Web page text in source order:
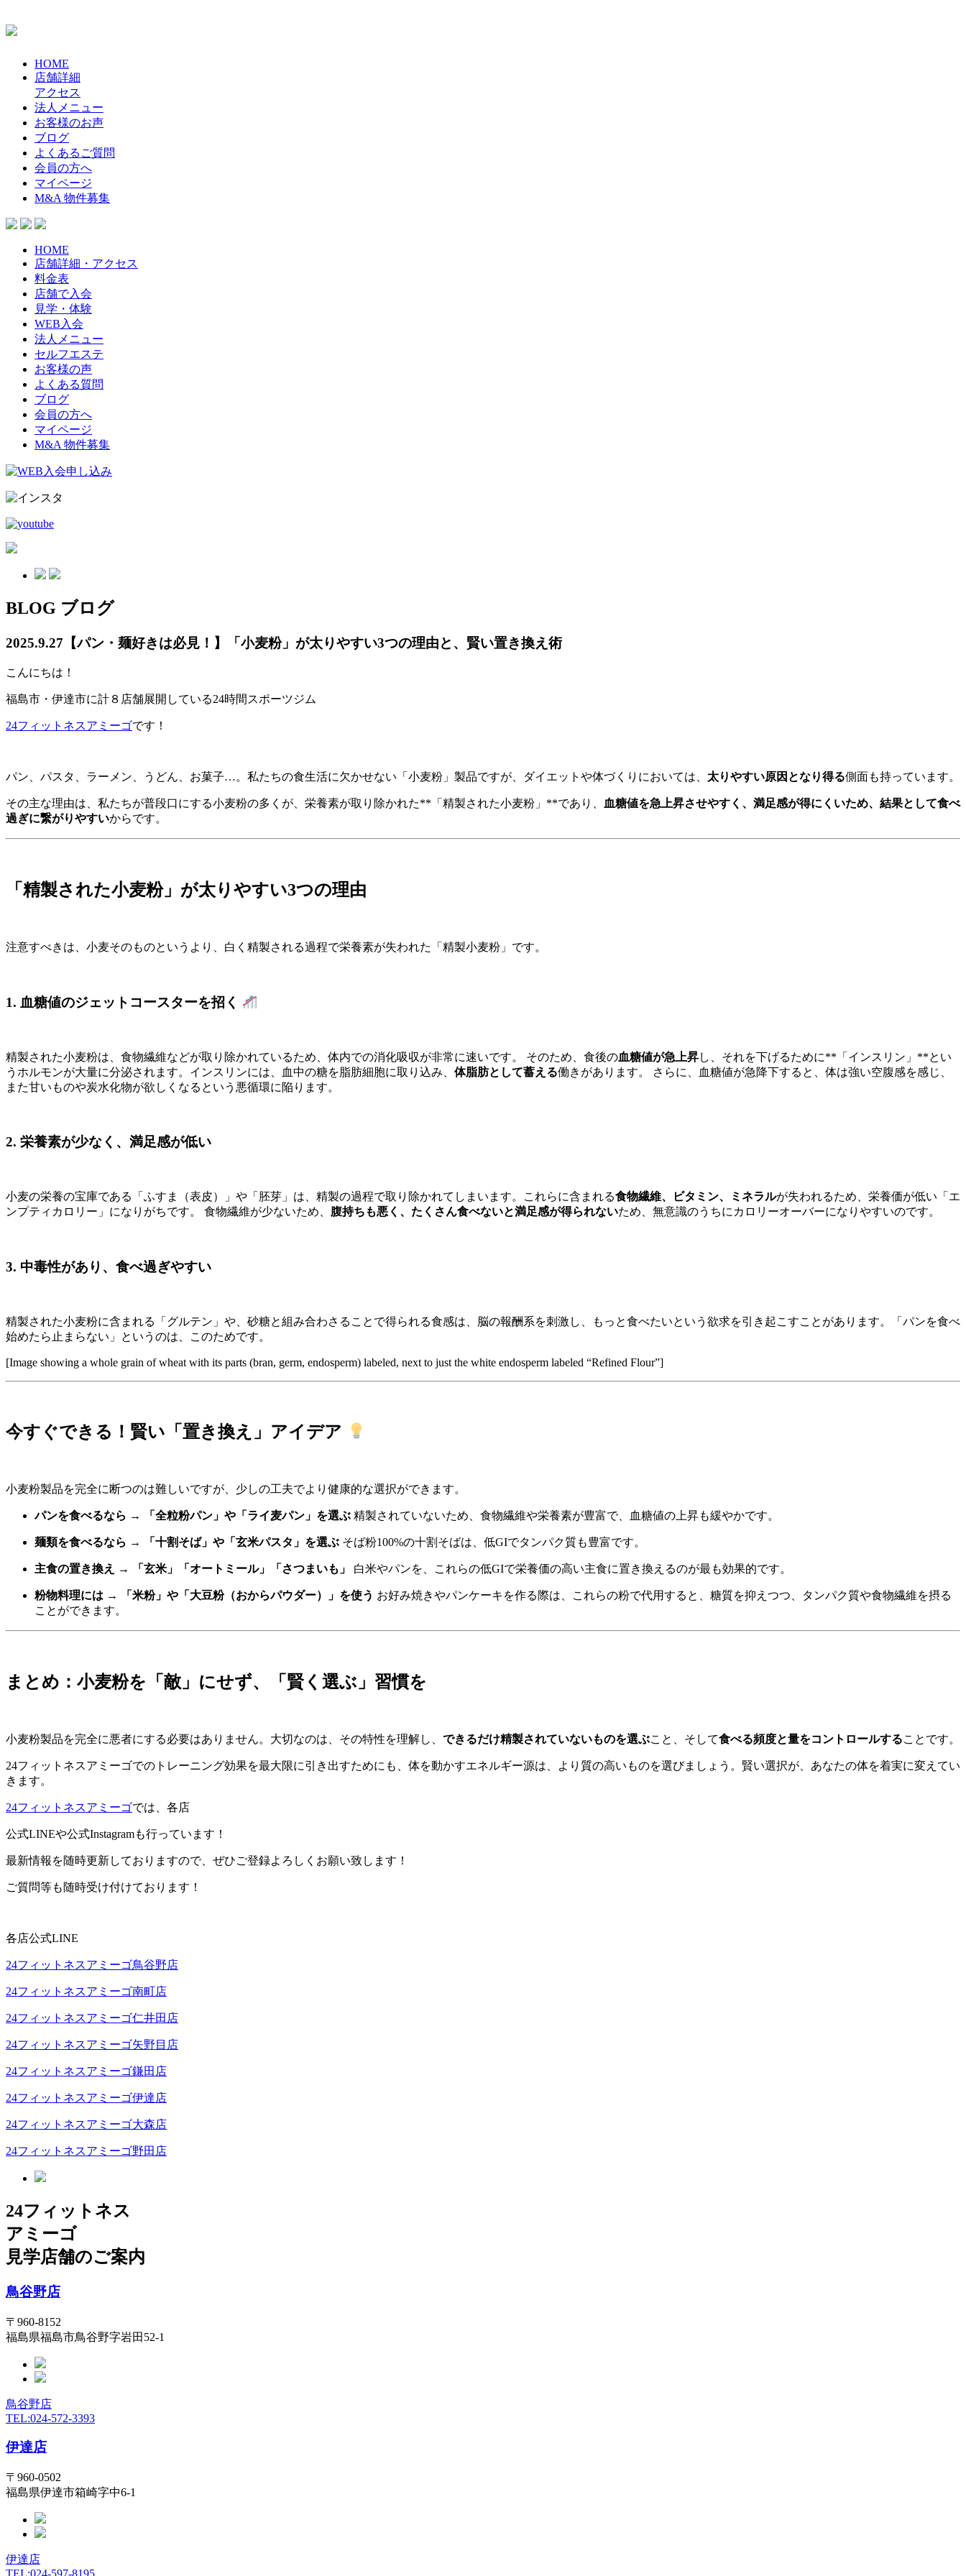
HOME
店舗詳細
アクセス
法人メニュー
お客様のお声
ブログ
よくあるご質問
会員の方へ
マイページ
M&A 物件募集
HOME
店舗詳細・アクセス
料金表
店舗で入会
見学・体験
WEB入会
法人メニュー
セルフエステ
お客様の声
よくある質問
ブログ
会員の方へ
マイページ
M&A 物件募集
BLOG ブログ
2025.9.27 【パン・麺好きは必見！】「小麦粉」が太りやすい3つの理由と、賢い置き換え術
こんにちは！
福島市・伊達市に計８店舗展開している24時間スポーツジム
24フィットネスアミーゴです！
パン、パスタ、ラーメン、うどん、お菓子…。私たちの食生活に欠かせない「小麦粉」製品ですが、ダイエットや体づくりにおいては、 太りやすい原因となり得る側面も持っています。
その主な理由は、私たちが普段口にする小麦粉の多くが、栄養素が取り除かれた**「精製された小麦粉」**であり、 血糖値を急上昇させやすく、満足感が得にくいため、結果として食べ
過ぎに繋がりやすいからです。
「精製された小麦粉」が太りやすい3つの理由
注意すべきは、小麦そのものというより、白く精製される過程で栄養素が失われた「精製小麦粉」です。
1. 血糖値のジェットコースターを招く
精製された小麦粉は、食物繊維などが取り除かれているため、体内での消化吸収が非常に速いです。 そのため、食後の血糖値が急上昇し、それを下げるために**「インスリン」**とい
うホルモンが大量に分泌されます。インスリンには、血中の糖を脂肪細胞に取り込み、 体脂肪として蓄える働きがあります。 さらに、血糖値が急降下すると、体は強い空腹感を感じ、
また甘いものや炭水化物が欲しくなるという悪循環に陥ります。
2. 栄養素が少なく、満足感が低い
小麦の栄養の宝庫である「ふすま（表皮）」や「胚芽」は、精製の過程で取り除かれてしまいます。これらに含まれる食物繊維、ビタミン、ミネラルが失われるため、栄養価が低い「エ
ンプティカロリー」になりがちです。 食物繊維が少ないため、 腹持ちも悪く、たくさん食べないと満足感が得られないため、無意識のうちにカロリーオーバーになりやすいのです。
3. 中毒性があり、食べ過ぎやすい
精製された小麦粉に含まれる「グルテン」や、砂糖と組み合わさることで得られる食感は、脳の報酬系を刺激し、もっと食べたいという欲求を引き起こすことがあります。「パンを食べ
始めたら止まらない」というのは、このためです。
[Image showing a whole grain of wheat with its parts (bran, germ, endosperm) labeled, next to just the white endosperm labeled “Refined Flour”]
今すぐできる！賢い「置き換え」アイデア
小麦粉製品を完全に断つのは難しいですが、少しの工夫でより健康的な選択ができます。
パンを食べるなら → 「全粒粉パン」や「ライ麦パン」を選ぶ 精製されていないため、食物繊維や栄養素が豊富で、血糖値の上昇も緩やかです。
麺類を食べるなら → 「十割そば」や「玄米パスタ」を選ぶ そば粉100%の十割そばは、低GIでタンパク質も豊富です。
主食の置き換え → 「玄米」「オートミール」「さつまいも」 白米やパンを、これらの低GIで栄養価の高い主食に置き換えるのが最も効果的です。
粉物料理には → 「米粉」や「大豆粉（おからパウダー）」を使う お好み焼きやパンケーキを作る際は、これらの粉で代用すると、糖質を抑えつつ、タンパク質や食物繊維を摂る
ことができます。
まとめ：小麦粉を「敵」にせず、「賢く選ぶ」習慣を
小麦粉製品を完全に悪者にする必要はありません。大切なのは、その特性を理解し、 できるだけ精製されていないものを選ぶこと、そして食べる頻度と量をコントロールすることです。
24フィットネスアミーゴでのトレーニング効果を最大限に引き出すためにも、体を動かすエネルギー源は、より質の高いものを選びましょう。賢い選択が、あなたの体を着実に変えてい
きます。
24フィットネスアミーゴでは、各店
公式LINEや公式Instagramも行っています！
最新情報を随時更新しておりますので、ぜひご登録よろしくお願い致します！
ご質問等も随時受け付けております！
各店公式LINE
24フィットネスアミーゴ鳥谷野店
24フィットネスアミーゴ南町店
24フィットネスアミーゴ仁井田店
24フィットネスアミーゴ矢野目店
24フィットネスアミーゴ鎌田店
24フィットネスアミーゴ伊達店
24フィットネスアミーゴ大森店
24フィットネスアミーゴ野田店
24フィットネス
アミーゴ
見学店舗のご案内
鳥谷野店
〒960-8152
福島県福島市鳥谷野字岩田52-1
鳥谷野店
TEL:024-572-3393
伊達店
〒960-0502
福島県伊達市箱崎字中6-1
伊達店